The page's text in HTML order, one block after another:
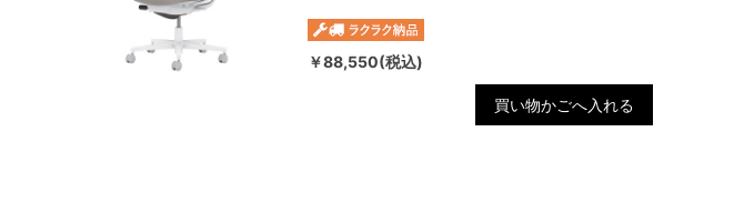
￥88,550(税込)
買い物かごへ入れる